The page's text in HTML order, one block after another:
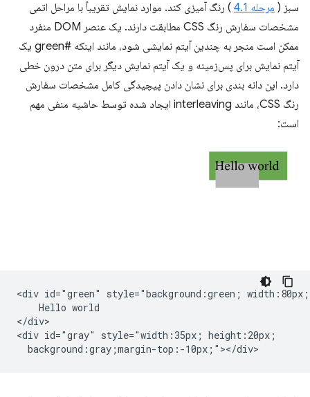
سبز ( مرحله 4.1
) رنگ آمیزی کند. موارد نمایش تقریباً با مراحل اتمی
مشخصات سفارش رنگ CSS مطابقت دارند. یک عنصر DOM منفرد
ممکن است منجر به چندین آیتم نمایشی شود، مانند اینکه #green یک
آیتم نمایش برای پس‌زمینه و یک آیتم نمایش دیگر برای متن درون خطی
دارد. این دانه بندی برای نشان دادن پیچیدگی کامل مشخصات سفارش
رنگ CSS، مانند interleaving ایجاد شده توسط حاشیه منفی مهم
است:
<div id="green" style="background:green;
    Hello world
</div>
<div id="gray" style="width:35px; height:20px;